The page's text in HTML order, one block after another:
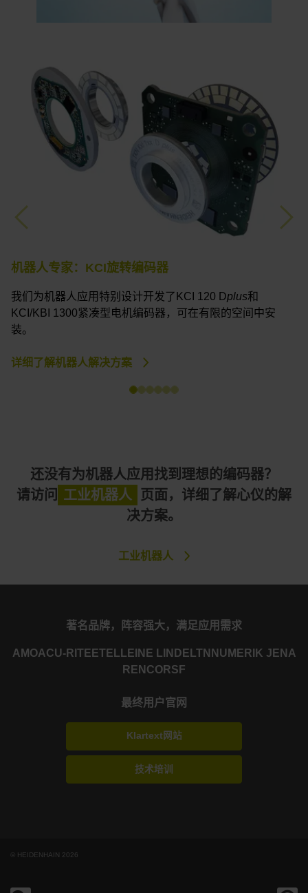
机器人专家：KCI旋转编码器
我们为机器人应用特别设计开发了KCI 120 Dplus和
KCI/KBI 1300紧凑型电机编码器，可在有限的空间中安
装。
详细了解机器人解决方案
Previous Next
还没有为机器人应用找到理想的编码器？
请访问 工业机器人 页面，详细了解心仪的解
决方案。
工业机器人
著名品牌，阵容强大，满足应用需求
AMOACU-RITE ETEL LEINE LINDE LTN NUMERIK JENA
RENCORSF
最终用户官网
Klartext网站
技术培训
© HEIDENHAIN 2026